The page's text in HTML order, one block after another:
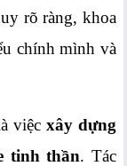
rõ ràng, khoa
chính mình và
việcxây dựng
tinh thần. Tác